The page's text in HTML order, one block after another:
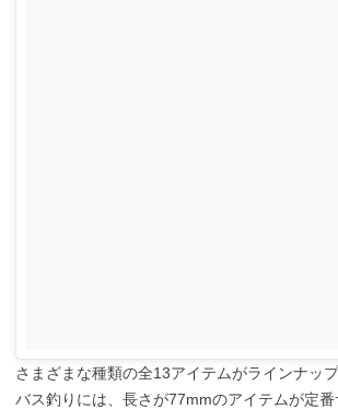
さまざまな種類の全13アイテムがラインナッ
バス釣りには、長さが77mmのアイテムが定